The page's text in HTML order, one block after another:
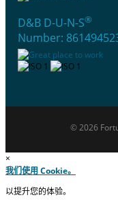
D&B D-U-N-S®
Number:
© 2026
×
我们使用 Cookie。
以提升您的体验。